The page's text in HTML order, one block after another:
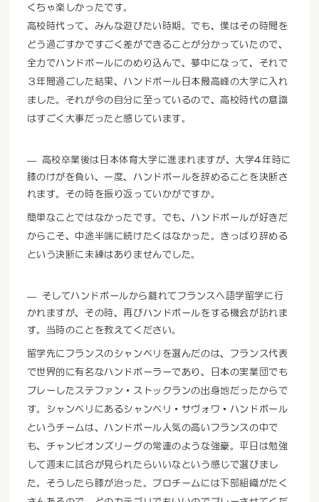
くちゃ楽しかったです。
高校時代って、みんな遊びたい時期。でも、僕はその時間を
どう過ごすかですごく差ができることが分かっていたので、
全力でハンドボールにのめり込んで、夢中になって、それで
３年間過ごした結果、ハンドボール日本最高峰の大学に入れ
ました。それが今の自分に至っているので、高校時代の意識
はすごく大事だったと感じています。
高校卒業後は日本体育大学に進まれますが、大学4年時に
膝のけがを負い、一度、ハンドボールを辞めることを決断さ
れます。その時を振り返っていかがですか。
簡単なことではなかったです。でも、ハンドボールが好きだ
からこそ、中途半端に続けたくはなかった。きっぱり辞める
という決断に未練はありませんでした。
そしてハンドボールから離れてフランスへ語学留学に行
かれますが、その時、再びハンドボールをする機会が訪れま
す。当時のことを教えてください。
留学先にフランスのシャンベリを選んだのは、フランス代表
で世界的に有名なハンドボーラーであり、日本の実業団でも
プレーしたステファン・ストックランの出身地だったからで
す。シャンベリにあるシャンベリ・サヴォワ・ハンドボール
というチームは、ハンドボール人気の高いフランスの中で
も、チャンピオンズリーグの常連のような強豪。平日は勉強
して週末に試合が見られたらいいなという感じで選びまし
た。そうしたら膝が治った。プロチームには下部組織がたく